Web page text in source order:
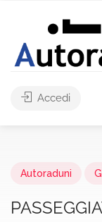
Accedi
Autoraduni